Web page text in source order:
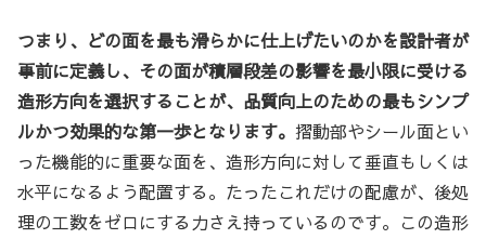
つまり、どの面を最も滑らかに仕上げたいのかを設計者が
事前に定義し、その面が積層段差の影響を最小限に受ける
造形方向を選択することが、品質向上のための最もシンプ
ルかつ効果的な第一歩となります。 摺動部やシール面とい
った機能的に重要な面を、造形方向に対して垂直もしくは
水平になるよう配置する。たったこれだけの配慮が、後処
理の工数をゼロにする力さえ持っているのです。この造形